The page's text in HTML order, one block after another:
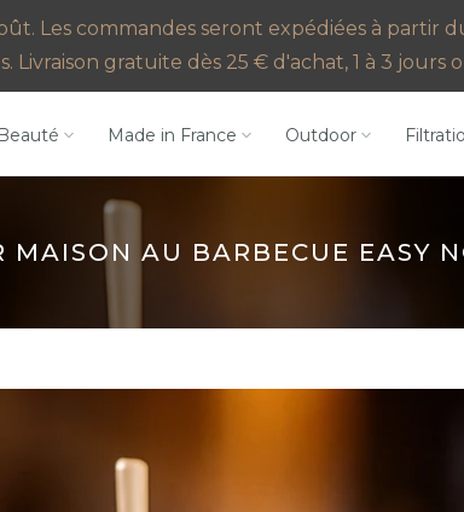
Les commandes seront expédiées à partir
Livraison gratuite dès 25 € d'achat, 1 à 3 jours
Beauté Made in France Outdoor
MAISON AU BARBECUE EASY